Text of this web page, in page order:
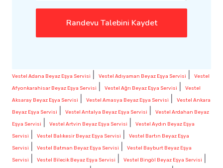
Randevu Talebini Kaydet
Vestel Adana Beyaz Eşya Servisi Vestel Adıyaman Beyaz Eşya Servisi
Vestel
Afyonkarahisar Beyaz Eşya Servisi
Vestel Ağrı Beyaz Eşya Servisi
Vestel
Aksaray Beyaz Eşya Servisi
Vestel Amasya Beyaz Eşya Servisi
Vestel Ankara
Beyaz Eşya Servisi
Vestel Antalya Beyaz Eşya Servisi
Vestel Ardahan Beyaz
Eşya Servisi
Vestel Artvin Beyaz Eşya Servisi
Vestel Aydın Beyaz Eşya
Servisi
Vestel Balıkesir Beyaz Eşya Servisi
Vestel Bartın Beyaz Eşya
Servisi
Vestel Batman Beyaz Eşya Servisi
Vestel Bayburt Beyaz Eşya
Servisi
Vestel Bilecik Beyaz Eşya Servisi Vestel Bingöl Beyaz Eşya Servisi